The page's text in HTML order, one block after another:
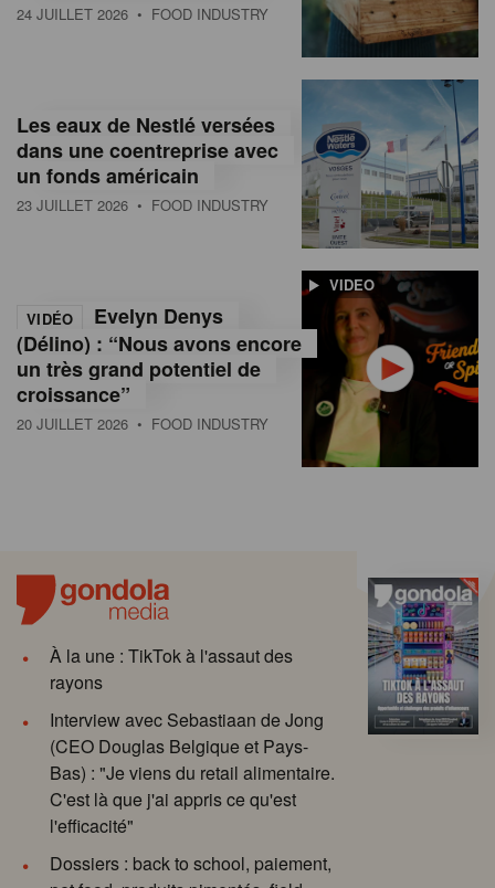
24 JUILLET 2026 • FOOD INDUSTRY
Les eaux de Nestlé versées
dans une coentreprise avec
un fonds américain
23 JUILLET 2026 • FOOD INDUSTRY
VIDEO
VIDÉO
Evelyn Denys
(Délino) : “Nous avons encore
un très grand potentiel de
croissance”
20 JUILLET 2026 • FOOD INDUSTRY
À la une : TikTok à l'assaut des
rayons
Interview avec Sebastiaan de Jong
(CEO Douglas Belgique et Pays-
Bas) : "Je viens du retail alimentaire.
C'est là que j'ai appris ce qu'est
l'efficacité"
Dossiers : back to school, paiement,